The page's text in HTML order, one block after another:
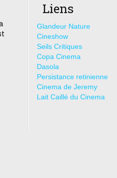
Liens
Glandeur Nature
Cineshow
Seils Critiques
Copa Cinema
Dasola
Persistance retinienne
Cinema de Jeremy
Lait Caillé du Cinema